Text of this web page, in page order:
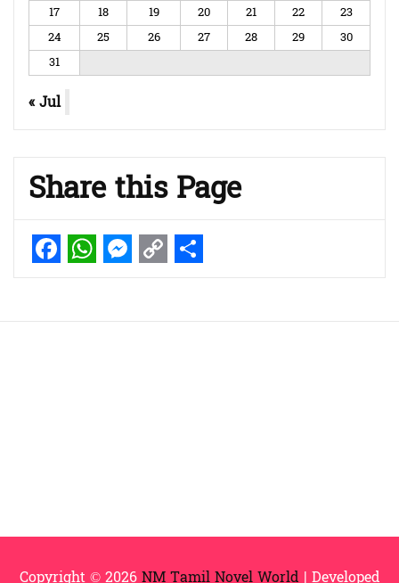
17
18 19 20 21 22
23
24
25 26 27 28 29
30
31
« Jul
Share this Page
Facebook
WhatsApp
Messenger
Copy
Share
Copyright © 2026NM Tamil Novel World | Developed